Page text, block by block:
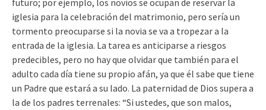
futuro; por ejemplo, los novios se ocupan de reservar la
iglesia para la celebración del matrimonio, pero sería un
tormento preocuparse si la novia se va a tropezar a la
entrada de la iglesia. La tarea es anticiparse a riesgos
predecibles, pero no hay que olvidar que también para el
adulto cada día tiene su propio afán, ya que él sabe que tiene
un Padre que estará a su lado. La paternidad de Dios supera a
la de los padres terrenales: “Si ustedes, que son malos,